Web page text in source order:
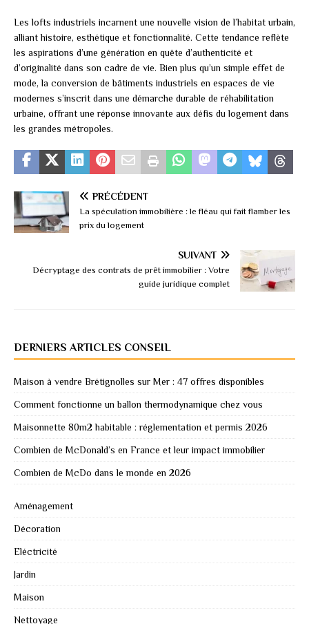
Les lofts industriels incarnent une nouvelle vision de l’habitat urbain,
alliant histoire, esthétique et fonctionnalité. Cette tendance reflète
les aspirations d’une génération en quête d’authenticité et
d’originalité dans son cadre de vie. Bien plus qu’un simple effet de
mode, la conversion de bâtiments industriels en espaces de vie
modernes s’inscrit dans une démarche durable de réhabilitation
urbaine, offrant une réponse innovante aux défis du logement dans
les grandes métropoles.
PRÉCÉDENT
La spéculation immobilière : le fléau qui fait flamber les
prix du logement
SUIVANT
Décryptage des contrats de prêt immobilier : Votre
guide juridique complet
DERNIERS ARTICLES CONSEIL
Maison à vendre Brétignolles sur Mer : 47 offres disponibles
Comment fonctionne un ballon thermodynamique chez vous
Maisonnette 80m2 habitable : réglementation et permis 2026
Combien de McDonald’s en France et leur impact immobilier
Combien de McDo dans le monde en 2026
Aménagement
Décoration
Eléctricité
Jardin
Maison
Nettoyage